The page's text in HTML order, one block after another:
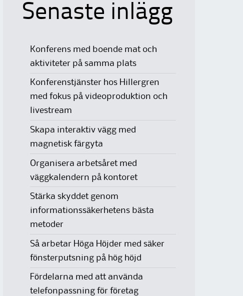
Senaste inlägg
Konferens med boende mat och
aktiviteter på samma plats
Konferenstjänster hos Hillergren
med fokus på videoproduktion och
livestream
Skapa interaktiv vägg med
magnetisk färgyta
Organisera arbetsåret med
väggkalendern på kontoret
Stärka skyddet genom
informationssäkerhetens bästa
metoder
Så arbetar Höga Höjder med säker
fönsterputsning på hög höjd
Fördelarna med att använda
telefonpassning för företag